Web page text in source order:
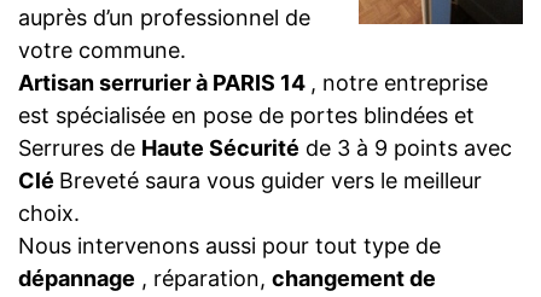
auprès d’un professionnel de
votre commune.
Artisan serrurier à PARIS 14 , notre entreprise
est spécialisée en pose de portes blindées et
Serrures de Haute Sécurité de 3 à 9 points avec
Clé Breveté saura vous guider vers le meilleur
choix.
Nous intervenons aussi pour tout type de
dépannage , réparation, changement de